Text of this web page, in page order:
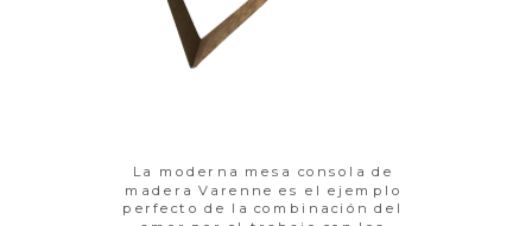
La moderna mesa consola de
madera Varenne es el ejemplo
perfecto de la combinación del